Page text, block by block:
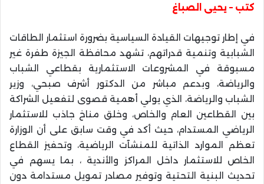
كتب – يحيى الصباغ
في إطار توجيهات القيادة السياسية بضرورة استثمار الطاقات
الشبابية وتنمية قدراتهم، تشهد محافظة الجيزة طفرة غير
مسبوقة في المشروعات الاستثمارية بقطاعي الشباب
والرياضة، وبدعم مباشر من الدكتور أشرف صبحي، وزير
الشباب والرياضة، الذي يولي أهمية قصوى لتفعيل الشراكة
بين القطاعين العام والخاص، وخلق مناخ جاذب للاستثمار
الرياضي المستدام، حيث أكد في وقت سابق على أن الوزارة
تعظم الموارد الذاتية للمنشآت الرياضية، وتحفيز القطاع
الخاص للاستثمار داخل المراكز والأندية ، بما يسهم في
تحديث البنية التحتية وتوفير مصادر تمويل مستدامة دون